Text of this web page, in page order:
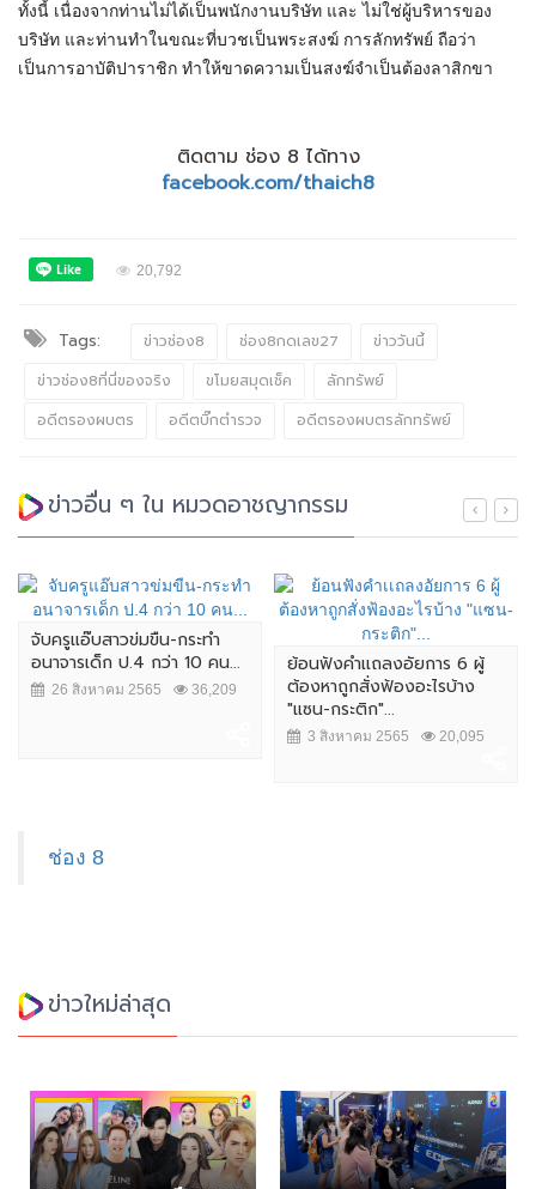
ทั้งนี้ เนื่องจากท่านไม่ได้เป็นพนักงานบริษัท และ ไม่ใช่ผู้บริหารของ
บริษัท และท่านทำในขณะที่บวชเป็นพระสงฆ์ การลักทรัพย์ ถือว่า
เป็นการอาบัติปาราชิก ทำให้ขาดความเป็นสงฆ์จำเป็นต้องลาสิกขา
ติดตาม ช่อง 8 ได้ทาง
facebook.com/thaich8
20,792
Tags: ข่าวช่อง8 ช่อง8กดเลข27
ข่าววันนี้
ข่าวช่อง8ที่นี่ของจริง
ขโมยสมุดเช็ค
ลักทรัพย์
อดีตรองผบตร
อดีตบิ๊กตำรวจ อดีตรองผบตรลักทรัพย์
ข่าวอื่น ๆ ใน หมวดอาชญากรรม
จับครูแอ๊บสาวข่มขืน-กระทำ
อนาจารเด็ก ป.4 กว่า 10 คน...
26 สิงหาคม 2565 36,209
ย้อนฟังคำเเถลงอัยการ 6 ผู้
ต้องหาถูกสั่งฟ้องอะไรบ้าง
"แซน-กระติก"...
3 สิงหาคม 2565 20,095
ช่อง 8
ข่าวใหม่ล่าสุด